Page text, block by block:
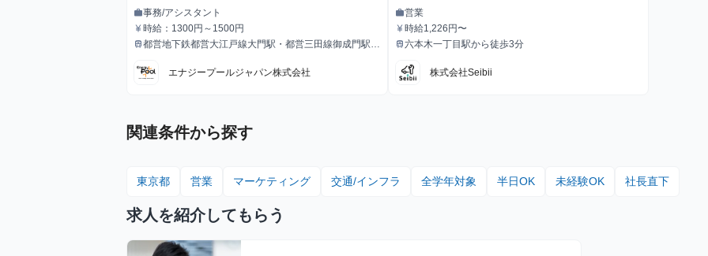
再生可能エネルギー主力電源化に挑む！】フ
ィールドスタッフ・アシスタントインターン
募集 グローバル且つフラットな職場環
も図ることができます 残業ほぼなし／大手電
職種
work事務/アシスタント
給与
currency_yen時給：1300円～1500円
最寄駅
train都営地下鉄都営大江戸線大門駅・都営三田線御成門駅
エナジープールジャパン株式会社
職種
work営業
給与
currency_yen時給1,226円〜
最寄駅
train六本木一丁目駅から徒歩3分
株式会社Seibii
関連条件から探す
東京都 営業 マーケティング 交通/インフラ 全学年対象 半日OK 未経験OK 社長直下
求人を紹介してもらう